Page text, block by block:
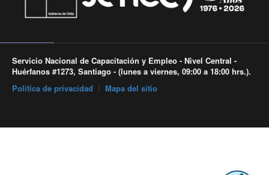
Servicio Nacional de Capacitación y Empleo - Nivel Central -
Huérfanos #1273, Santiago - (lunes a viernes, 09:00 a 18:00 hrs.).
Política de privacidad
Mapa del sitio